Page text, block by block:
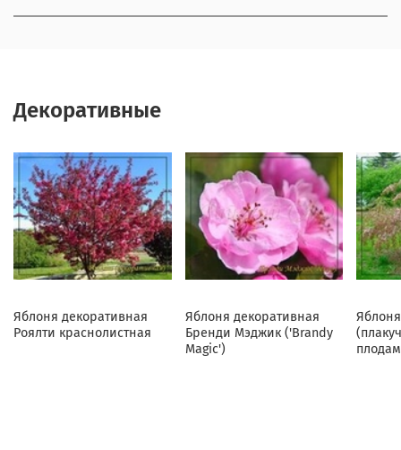
Декоративные
Яблоня декоративная
Роялти краснолистная
Яблоня декоративная
Бренди Мэджик ('Brandy
Magic')